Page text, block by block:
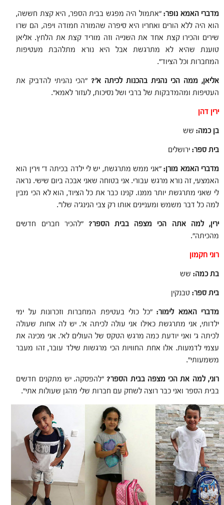
מדברי האמא נופר:"אתמול היה מפגש בבית הספר, היא קצת חששה,
הוא היה ללא הורים ואחריו היא סיפרה שהמורה חמודה ויפה, הם שרו
שירים והכירו קצת אחד את השנייה וזה מוריד קצת את הלחץ. אליאן
טוענת שהיא לא מתרגשת אבל היא נורא מתלהבת מעטיפות
המחברות וכל הציוד".
אליאן, ממה הכי נהנית בהכנות לכיתה א'? "הכי נהניתי להדביק את
העטיפות ומהמדבקות של ברבי ושל נסיכות, לעזור לאמא".
ירין דהן
בן כמה: שש
בית ספר: ירושלים
מדברי האמא מורן:"אני ממש מתרגשת, יש לי ילדה בכיתה ד' וירין הוא
האמצעי, זה נורא מרגש עבורי. אני בטוחה שאני אבכה ביום שישי. נראה
לי שאני מתרגשת יותר ממנו. קנינו כבר את כל הציוד, הוא לא הכי מבין
למה כל דבר משמש ומעניינים אותו רק צבי הנינג'ה שלו".
ירין, למה אתה הכי מצפה בבית הספר? "להכיר חברים חדשים
מהכיתה".
רוני חקמון
בת כמה: שש
בית ספר: טבנקין
מדברי האמא לימור:"כל כולי בעטיפת המחברות וזכרונות על ימי
ילדותי, אני מתרגשת כאילו אני עולה לכיתה א'. יש לה אחות שעולה
לכיתה ג' ואני יודעת כמה מרגש הטקס של העולים לא'. אני מכינה את
עצמי לדמעות. אלו אחת החוויות הכי מרגשות שילד עובר, זהו מעבר
משמעותי".
רוני, למה את הכי מצפה בבית הספר? "להפסקה. יש מתקנים חדשים
בבית הספר ואני כבר רוצה לשחק עם חברות שלי מהגן שעולות אתי".